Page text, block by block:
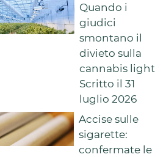
Quando i
giudici
smontano il
divieto sulla
cannabis light
Scritto il 31
luglio 2026
Accise sulle
sigarette:
confermate le